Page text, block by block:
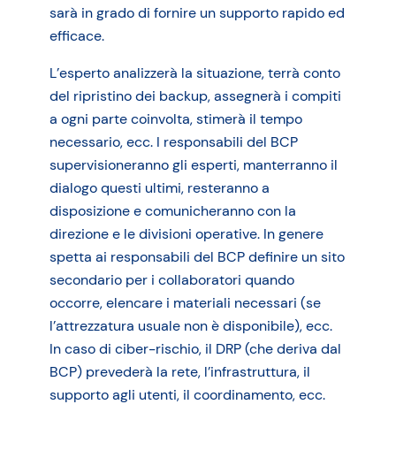
sarà in grado di fornire un supporto rapido ed
efficace.
L’esperto analizzerà la situazione, terrà conto
del ripristino dei backup, assegnerà i compiti
a ogni parte coinvolta, stimerà il tempo
necessario, ecc. I responsabili del BCP
supervisioneranno gli esperti, manterranno il
dialogo questi ultimi, resteranno a
disposizione e comunicheranno con la
direzione e le divisioni operative. In genere
spetta ai responsabili del BCP definire un sito
secondario per i collaboratori quando
occorre, elencare i materiali necessari (se
l’attrezzatura usuale non è disponibile), ecc.
In caso di ciber-rischio, il DRP (che deriva dal
BCP) prevederà la rete, l’infrastruttura, il
supporto agli utenti, il coordinamento, ecc.